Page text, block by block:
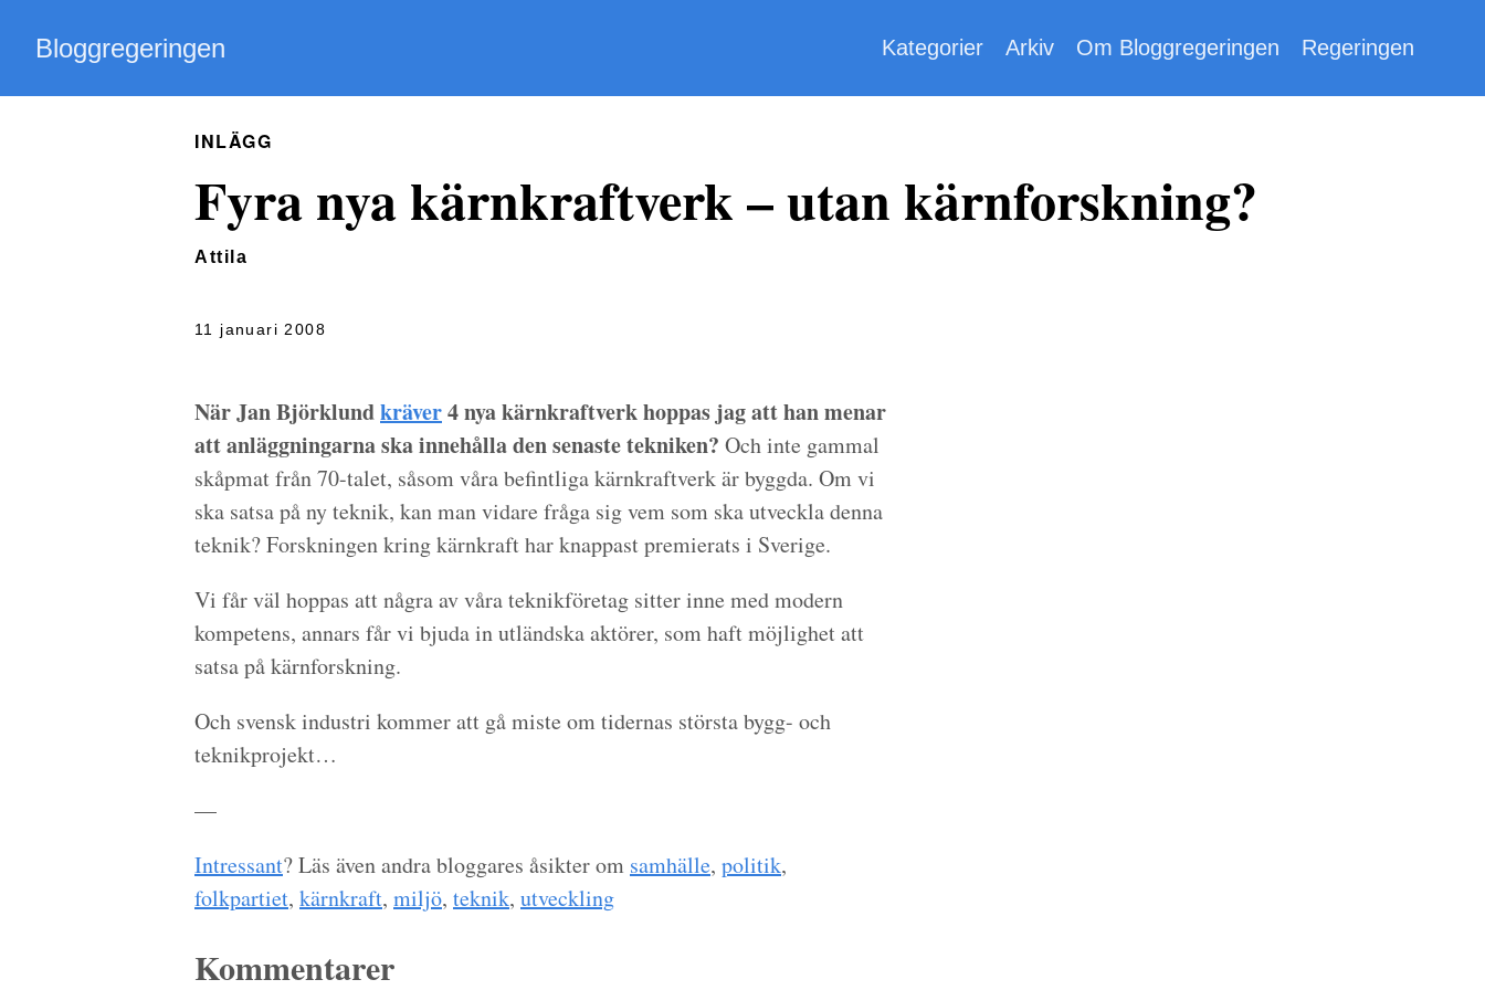
Bloggregeringen Kategorier Arkiv Om Bloggregeringen Regeringen
INLÄGG
Fyra nya kärnkraftverk – utan kärnforskning?
Attila
11 januari 2008
När Jan Björklundkräver4 nya kärnkraftverk hoppas jag att han menar
att anläggningarna ska innehålla den senaste tekniken? Och inte gammal
skåpmat från 70-talet, såsom våra befintliga kärnkraftverk är byggda. Om vi
ska satsa på ny teknik, kan man vidare fråga sig vem som ska utveckla denna
teknik? Forskningen kring kärnkraft har knappast premierats i Sverige.
Vi får väl hoppas att några av våra teknikföretag sitter inne med modern
kompetens, annars får vi bjuda in utländska aktörer, som haft möjlighet att
satsa på kärnforskning.
Och svensk industri kommer att gå miste om tidernas största bygg- och
teknikprojekt…
—
Intressant? Läs även andra bloggares åsikter om samhälle, politik,
folkpartiet, kärnkraft, miljö, teknik, utveckling
Kommentarer